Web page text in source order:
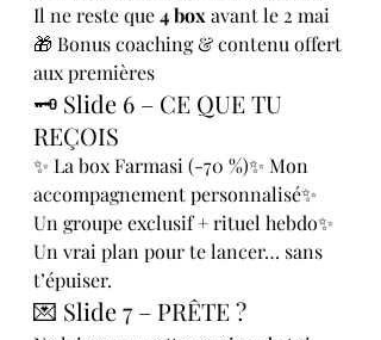
Il ne reste que 4 box avant le 2 mai
🎁 Bonus coaching & contenu offert
aux premières
🗝️ Slide 6 – CE QUE TU
REÇOIS
✨ La box Farmasi (-70 %)✨ Mon
accompagnement personnalisé✨
Un groupe exclusif + rituel hebdo✨
Un vrai plan pour te lancer… sans
t’épuiser.
💌 Slide 7 – PRÊTE ?